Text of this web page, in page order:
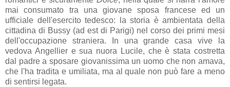
mai consumato tra una giovane sposa francese ed un
ufficiale dell'esercito tedesco: la storia è ambientata della
cittadina di Bussy (ad est di Parigi) nel corso dei primi mesi
dell'occupazione straniera. In una grande casa vive la
vedova Angellier e sua nuora Lucile, che è stata costretta
dal padre a sposare giovanissima un uomo che non amava,
che l'ha tradita e umiliata, ma al quale non può fare a meno
di sentirsi legata.